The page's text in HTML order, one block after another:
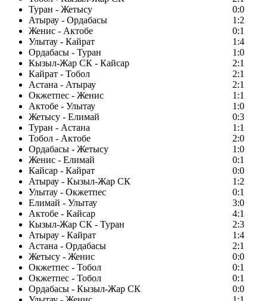
Туран - Жетысу
0:0
Атырау - Ордабасы
1:2
Женис - Актобе
0:1
Улытау - Кайрат
1:4
Ордабасы - Туран
1:0
Кызыл-Жар СК - Кайсар
2:1
Кайрат - Тобол
2:1
Астана - Атырау
2:1
Окжетпес - Женис
1:1
Актобе - Улытау
1:0
Жетысу - Елимай
0:3
Туран - Астана
1:1
Тобол - Актобе
2:0
Ордабасы - Жетысу
1:0
Женис - Елимай
0:1
Кайсар - Кайрат
0:0
Атырау - Кызыл-Жар СК
1:2
Улытау - Окжетпес
0:1
Елимай - Улытау
3:0
Актобе - Кайсар
4:1
Кызыл-Жар СК - Туран
2:3
Атырау - Кайрат
1:4
Астана - Ордабасы
2:1
Жетысу - Женис
0:0
Окжетпес - Тобол
0:1
Окжетпес - Тобол
0:1
Ордабасы - Кызыл-Жар СК
0:0